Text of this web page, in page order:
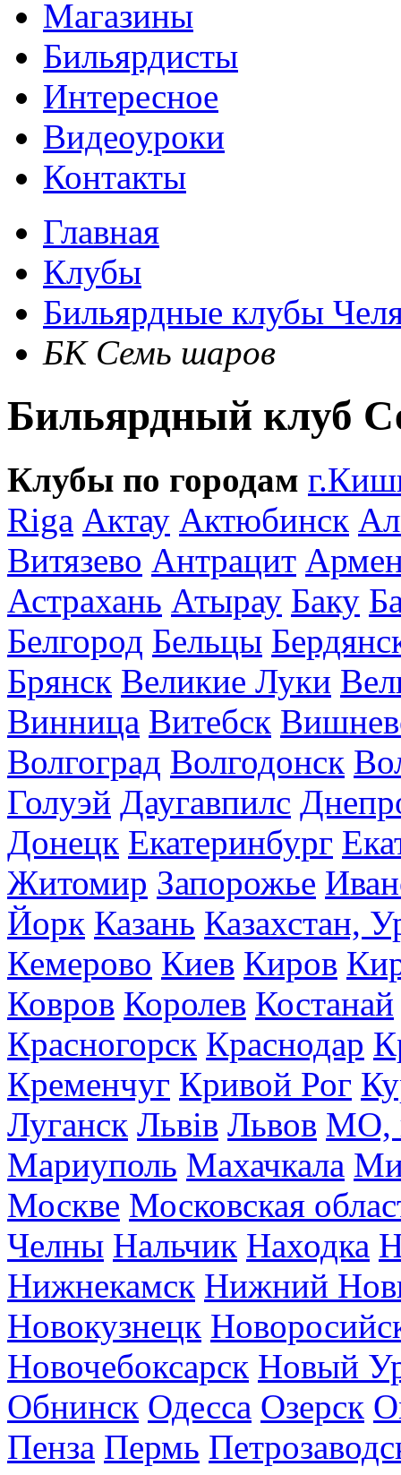
Магазины
Бильярдисты
Интересное
Видеоуроки
Контакты
Главная
Клубы
Бильярдные клубы
БК Семь шаров
Бильярдный клуб
Клубы по городам
Riga Актау Актюбинск
Витязево Антрацит
Астрахань Атырау Баку
Белгород Бельцы
Брянск Великие Луки
Винница Витебск
Волгоград Волгодонск
Голуэй Даугавпилс
Донецк Екатеринбург
Житомир Запорожье
Йорк Казань Казахстан,
Кемерово Киев Киров
Ковров Королев Костанай
Красногорск Краснодар
Кременчуг Кривой Рог
Луганск Львів Львов МО,
Мариуполь Махачкала
Москве Московская
Челны Нальчик Находка
Нижнекамск Нижний
Новокузнецк
Новочебоксарск Новый
Обнинск Одесса Озерск
Пенза Пермь